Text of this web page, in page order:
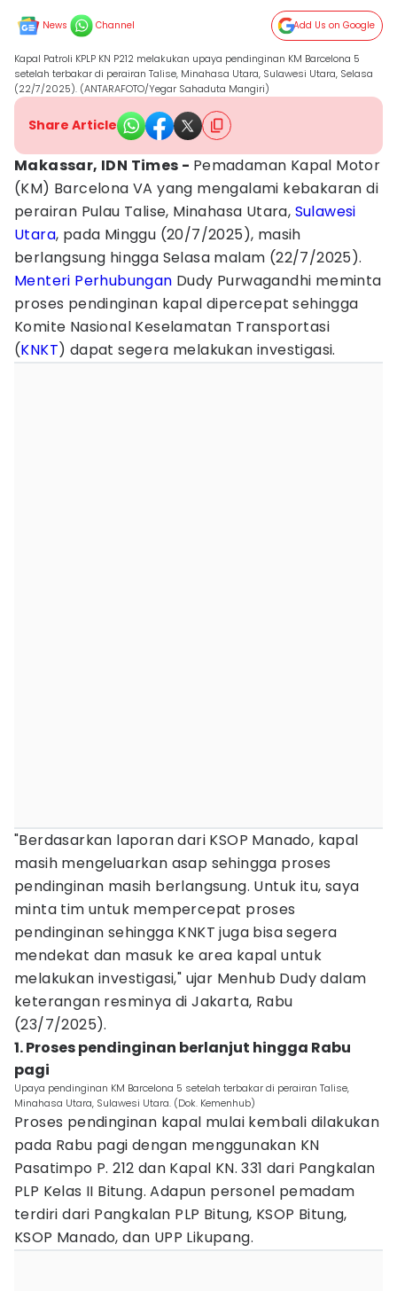
News Channel Add Us on Google
Kapal Patroli KPLP KN P212 melakukan upaya pendinginan KM Barcelona 5
setelah terbakar di perairan Talise, Minahasa Utara, Sulawesi Utara, Selasa
(22/7/2025). (ANTARAFOTO/Yegar Sahaduta Mangiri)
Share Article
Makassar, IDN Times - Pemadaman Kapal Motor
(KM) Barcelona VA yang mengalami kebakaran di
perairan Pulau Talise, Minahasa Utara, Sulawesi
Utara, pada Minggu (20/7/2025), masih
berlangsung hingga Selasa malam (22/7/2025).
Menteri Perhubungan Dudy Purwagandhi meminta
proses pendinginan kapal dipercepat sehingga
Komite Nasional Keselamatan Transportasi
(KNKT) dapat segera melakukan investigasi.
"Berdasarkan laporan dari KSOP Manado, kapal
masih mengeluarkan asap sehingga proses
pendinginan masih berlangsung. Untuk itu, saya
minta tim untuk mempercepat proses
pendinginan sehingga KNKT juga bisa segera
mendekat dan masuk ke area kapal untuk
melakukan investigasi," ujar Menhub Dudy dalam
keterangan resminya di Jakarta, Rabu
(23/7/2025).
1. Proses pendinginan berlanjut hingga Rabu
pagi
Upaya pendinginan KM Barcelona 5 setelah terbakar di perairan Talise,
Minahasa Utara, Sulawesi Utara. (Dok. Kemenhub)
Proses pendinginan kapal mulai kembali dilakukan
pada Rabu pagi dengan menggunakan KN
Pasatimpo P. 212 dan Kapal KN. 331 dari Pangkalan
PLP Kelas II Bitung. Adapun personel pemadam
terdiri dari Pangkalan PLP Bitung, KSOP Bitung,
KSOP Manado, dan UPP Likupang.